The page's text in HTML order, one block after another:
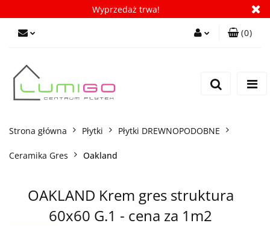
Wyprzedaż trwa!
(0)
Strona główna Płytki Płytki DREWNOPODOBNE
Ceramika Gres Oakland
OAKLAND Krem gres struktura
60x60 G.1 - cena za 1m2